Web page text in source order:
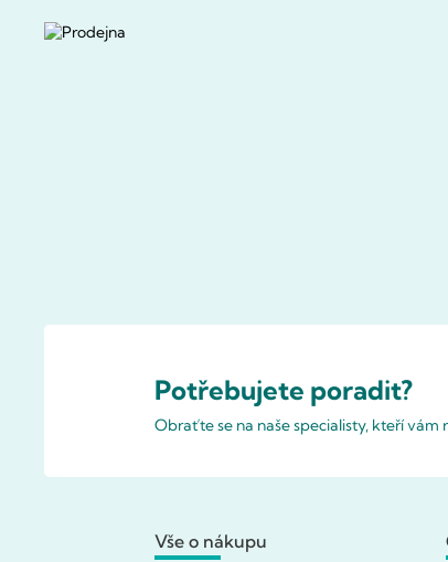
Potřebujete poradit?
Obraťte se na naše specialisty, kteří vám
Vše o nákupu